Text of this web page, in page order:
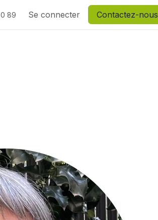
89 Se connecter Contactez-nous